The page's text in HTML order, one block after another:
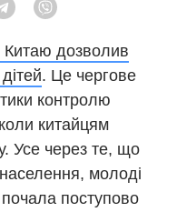
TelegramViber
Китаю дозволив
. Це чергове
контролю
китайцям
Усе через те, що
молоді
поступово